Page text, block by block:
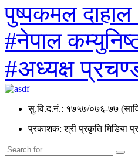
पुष्पकमल दाहाल
#नेपाल
#अध्यक्ष
सु.वि.द.नं.: १७५७/०७६-७७
प्रकाशक: श्री प्रकृति मिडिया